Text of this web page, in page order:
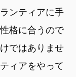
ンティアに手
格に合うので
ではありませ
ィアをやって